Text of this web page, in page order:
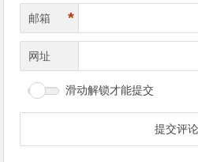
邮箱 *
网址
滑动解锁才能提交